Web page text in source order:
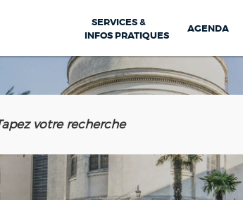
SERVICES &
INFOS PRATIQUES
AGENDA